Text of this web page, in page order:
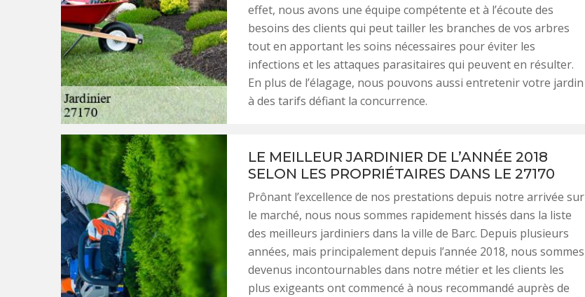
effet, nous avons une équipe compétente et à l’écoute des
besoins des clients qui peut tailler les branches de vos arbres
tout en apportant les soins nécessaires pour éviter les
infections et les attaques parasitaires qui peuvent en résulter.
En plus de l’élagage, nous pouvons aussi entretenir votre jardin
à des tarifs défiant la concurrence.
LE MEILLEUR JARDINIER DE L’ANNÉE 2018
SELON LES PROPRIÉTAIRES DANS LE 27170
Prônant l’excellence de nos prestations depuis notre arrivée sur
le marché, nous nous sommes rapidement hissés dans la liste
des meilleurs jardiniers dans la ville de Barc. Depuis plusieurs
années, mais principalement depuis l’année 2018, nous sommes
devenus incontournables dans notre métier et les clients les
plus exigeants ont commencé à nous recommandé auprès de